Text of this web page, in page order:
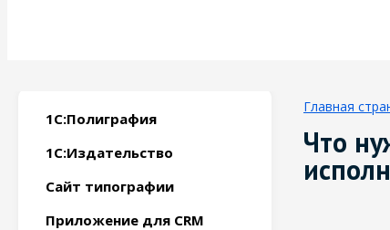
1С:Полиграфия
1С:Издательство
Сайт типографии
Приложение для CRM
Главная
Что